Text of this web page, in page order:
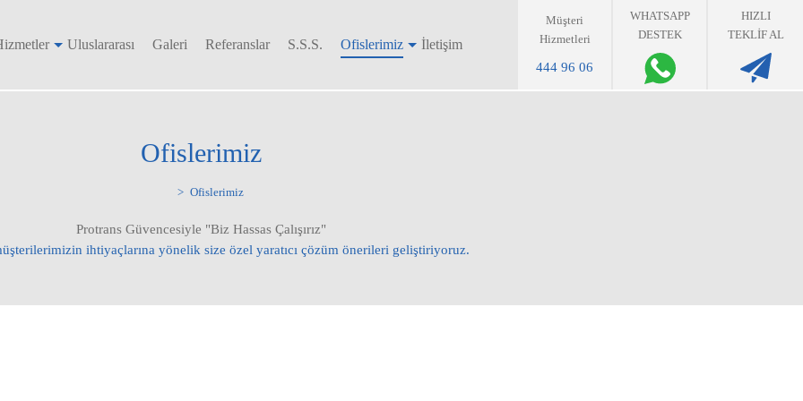
Uluslararası Galeri Referanslar S.S.S. Ofislerimiz İletişim
Müşteri
Hizmetleri
444 96 06
WHATSAPP
DESTEK
HIZLI
TEKLIF AL
Ofislerimiz
Ofislerimiz
Protrans Güvencesiyle "Biz Hassas Çalışırız"
ihtiyaçlarına yönelik size özel yaratıcı çözüm önerileri geliştiriyoruz.